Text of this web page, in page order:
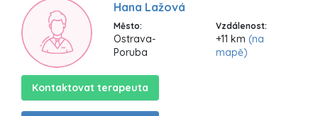
Hana Lažová
Město:
Ostrava-
Poruba
Vzdálenost:
+11 km(na
mapě)
Kontaktovat terapeuta